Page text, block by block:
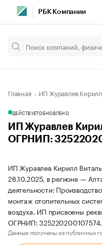
РБК Компании
Главная ИП Журавлев
ДЕЙСТВУЕТОБНОВЛЕНО
ИП Журавлев
ОГРНИП:
ИП Журавлев Кирилл
28.10.2025, в регионе —
деятельности:
монтаж отопительных
воздуха. ИП присвоены
ОГРНИП: 325220200107574.
Данные получены из публичных